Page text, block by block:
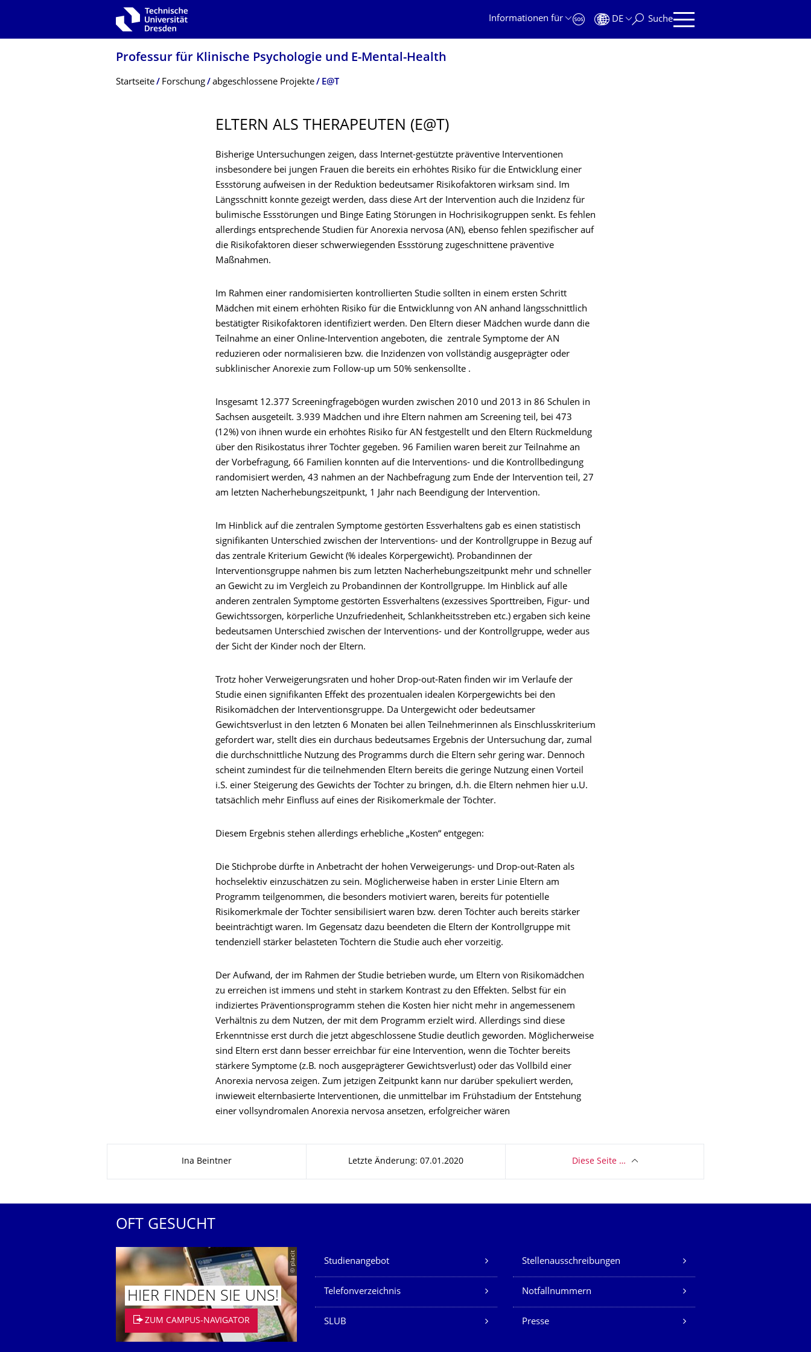
Zur Hauptnavigation springen
Informationen für
DE Suche
Professur für Klinische Psychologie und E-Mental-Health
Breadcrumb-Menü
Startseite Forschung abgeschlossene Projekte E@T
ELTERN ALS THERAPEUTEN (E@T)
Bisherige Untersuchungen zeigen, dass Internet-gestützte präventive Interventionen
insbesondere bei jungen Frauen die bereits ein erhöhtes Risiko für die Entwicklung einer
Essstörung aufweisen in der Reduktion bedeutsamer Risikofaktoren wirksam sind. Im
Längsschnitt konnte gezeigt werden, dass diese Art der Intervention auch die Inzidenz für
bulimische Essstörungen und Binge Eating Störungen in Hochrisikogruppen senkt. Es fehlen
allerdings entsprechende Studien für Anorexia nervosa (AN), ebenso fehlen spezifischer auf
die Risikofaktoren dieser schwerwiegenden Essstörung zugeschnittene präventive
Maßnahmen.
Im Rahmen einer randomisierten kontrollierten Studie sollten in einem ersten Schritt
Mädchen mit einem erhöhten Risiko für die Entwicklunng von AN anhand längsschnittlich
bestätigter Risikofaktoren identifiziert werden. Den Eltern dieser Mädchen wurde dann die
Teilnahme an einer Online-Intervention angeboten, die zentrale Symptome der AN
reduzieren oder normalisieren bzw. die Inzidenzen von vollständig ausgeprägter oder
subklinischer Anorexie zum Follow-up um 50% senkensollte .
Insgesamt 12.377 Screeningfragebögen wurden zwischen 2010 und 2013 in 86 Schulen in
Sachsen ausgeteilt. 3.939 Mädchen und ihre Eltern nahmen am Screening teil, bei 473
(12%) von ihnen wurde ein erhöhtes Risiko für AN festgestellt und den Eltern Rückmeldung
über den Risikostatus ihrer Töchter gegeben. 96 Familien waren bereit zur Teilnahme an
der Vorbefragung, 66 Familien konnten auf die Interventions- und die Kontrollbedingung
randomisiert werden, 43 nahmen an der Nachbefragung zum Ende der Intervention teil, 27
am letzten Nacherhebungszeitpunkt, 1 Jahr nach Beendigung der Intervention.
Im Hinblick auf die zentralen Symptome gestörten Essverhaltens gab es einen statistisch
signifikanten Unterschied zwischen der Interventions- und der Kontrollgruppe in Bezug auf
das zentrale Kriterium Gewicht (% ideales Körpergewicht). Probandinnen der
Interventionsgruppe nahmen bis zum letzten Nacherhebungszeitpunkt mehr und schneller
an Gewicht zu im Vergleich zu Probandinnen der Kontrollgruppe. Im Hinblick auf alle
anderen zentralen Symptome gestörten Essverhaltens (exzessives Sporttreiben, Figur- und
Gewichtssorgen, körperliche Unzufriedenheit, Schlankheitsstreben etc.) ergaben sich keine
bedeutsamen Unterschied zwischen der Interventions- und der Kontrollgruppe, weder aus
der Sicht der Kinder noch der Eltern.
Trotz hoher Verweigerungsraten und hoher Drop-out-Raten finden wir im Verlaufe der
Studie einen signifikanten Effekt des prozentualen idealen Körpergewichts bei den
Risikomädchen der Interventionsgruppe. Da Untergewicht oder bedeutsamer
Gewichtsverlust in den letzten 6 Monaten bei allen Teilnehmerinnen als Einschlusskriterium
gefordert war, stellt dies ein durchaus bedeutsames Ergebnis der Untersuchung dar, zumal
die durchschnittliche Nutzung des Programms durch die Eltern sehr gering war. Dennoch
scheint zumindest für die teilnehmenden Eltern bereits die geringe Nutzung einen Vorteil
i.S. einer Steigerung des Gewichts der Töchter zu bringen, d.h. die Eltern nehmen hier u.U.
tatsächlich mehr Einfluss auf eines der Risikomerkmale der Töchter.
Diesem Ergebnis stehen allerdings erhebliche „Kosten“ entgegen:
Die Stichprobe dürfte in Anbetracht der hohen Verweigerungs- und Drop-out-Raten als
hochselektiv einzuschätzen zu sein. Möglicherweise haben in erster Linie Eltern am
Programm teilgenommen, die besonders motiviert waren, bereits für potentielle
Risikomerkmale der Töchter sensibilisiert waren bzw. deren Töchter auch bereits stärker
beeinträchtigt waren. Im Gegensatz dazu beendeten die Eltern der Kontrollgruppe mit
tendenziell stärker belasteten Töchtern die Studie auch eher vorzeitig.
Der Aufwand, der im Rahmen der Studie betrieben wurde, um Eltern von Risikomädchen
zu erreichen ist immens und steht in starkem Kontrast zu den Effekten. Selbst für ein
indiziertes Präventionsprogramm stehen die Kosten hier nicht mehr in angemessenem
Verhältnis zu dem Nutzen, der mit dem Programm erzielt wird. Allerdings sind diese
Erkenntnisse erst durch die jetzt abgeschlossene Studie deutlich geworden. Möglicherweise
sind Eltern erst dann besser erreichbar für eine Intervention, wenn die Töchter bereits
stärkere Symptome (z.B. noch ausgeprägterer Gewichtsverlust) oder das Vollbild einer
Anorexia nervosa zeigen. Zum jetzigen Zeitpunkt kann nur darüber spekuliert werden,
inwieweit elternbasierte Interventionen, die unmittelbar im Frühstadium der Entstehung
einer vollsyndromalen Anorexia nervosa ansetzen, erfolgreicher wären
Ina Beintner Letzte Änderung: 07.01.2020 Diese Seite …
OFT GESUCHT
© placit
HIER FINDEN SIE UNS!
ZUM CAMPUS-NAVIGATOR
Unsere Dienste
Studienangebot Stellenausschreibungen
Telefonverzeichnis Notfallnummern
SLUB Presse